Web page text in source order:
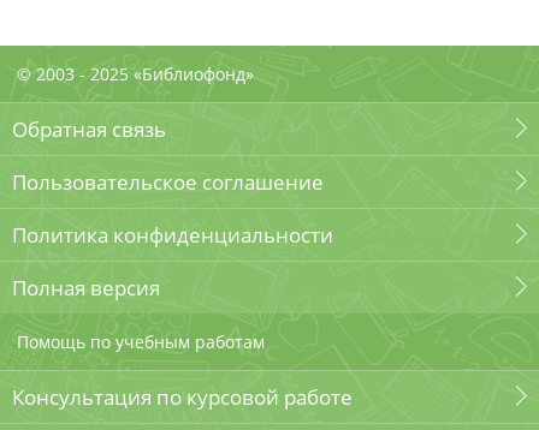
© 2003 - 2025 «Библиофонд»
Обратная связь
Пользовательское соглашение
Политика конфиденциальности
Полная версия
Помощь по учебным работам
Консультация по курсовой работе